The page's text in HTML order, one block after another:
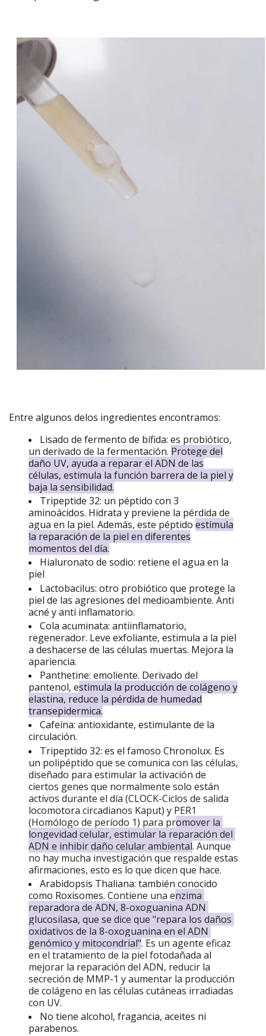
Entre algunos delos ingredientes encontramos:
Lisado de fermento de bífida: es probiótico,
un derivado de la fermentación. Protege del
daño UV, ayuda a reparar el ADN de las
células, estimula la función barrera de la piel y
baja la sensibilidad.
Tripeptide 32: un péptido con 3
aminoácidos. Hidrata y previene la pérdida de
agua en la piel. Además, este péptido estimula
la reparación de la piel en diferentes
momentos del día.
Hialuronato de sodio: retiene el agua en la
piel
Lactobacilus: otro probiótico que protege la
piel de las agresiones del medioambiente. Anti
acné y anti inflamatorio.
Cola acuminata: antiinflamatorio,
regenerador. Leve exfoliante, estimula a la piel
a deshacerse de las células muertas. Mejora la
apariencia.
Panthetine: emoliente. Derivado del
pantenol, estimula la producción de colágeno y
elastina, reduce la pérdida de humedad
transepidermica.
Cafeína: antioxidante, estimulante de la
circulación.
Tripeptido 32: es el famoso Chronolux. Es
un polipéptido que se comunica con las células,
diseñado para estimular la activación de
ciertos genes que normalmente solo están
activos durante el día (CLOCK-Ciclos de salida
locomotora circadianos Kaput) y PER1
(Homólogo de período 1) para promover la
longevidad celular, estimular la reparación del
ADN e inhibir daño celular ambiental. Aunque
no hay mucha investigación que respalde estas
afirmaciones, esto es lo que dicen que hace.
Arabidopsis Thaliana: también conocido
como Roxisomes. Contiene una enzima
reparadora de ADN, 8-oxoguanina ADN
glucosilasa, que se dice que "repara los daños
oxidativos de la 8-oxoguanina en el ADN
genómico y mitocondrial". Es un agente eficaz
en el tratamiento de la piel fotodañada al
mejorar la reparación del ADN, reducir la
secreción de MMP-1 y aumentar la producción
de colágeno en las células cutáneas irradiadas
con UV.
No tiene alcohol, fragancia, aceites ni
parabenos.